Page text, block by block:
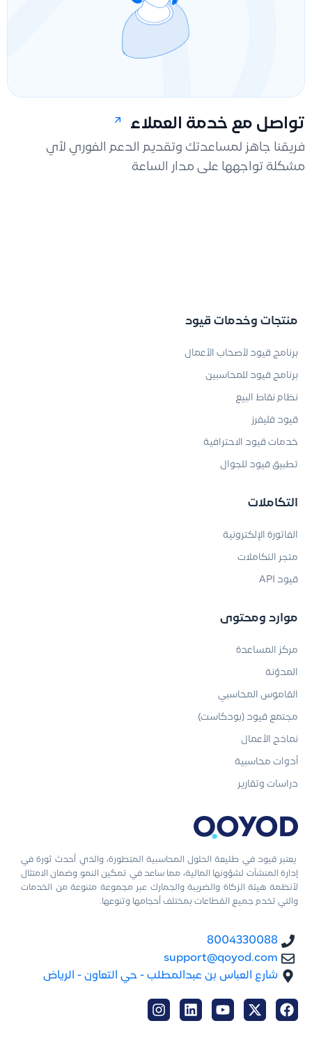
تواصل مع خدمة العملاء
فريقنا جاهز لمساعدتك وتقديم الدعم الفوري لأي
مشكلة تواجهها على مدار الساعة
يعتبر قيود في طليعة الحلول المحاسبية المتطورة، والذي أحدث ثورة في
إدارة المنشآت لشؤونها المالية، مما ساعد في تمكين النمو وضمان الامتثال
لأنظمة هيئة الزكاة والضريبة والجمارك عبر مجموعة متنوعة من الخدمات
والتي تخدم جميع القطاعات بمختلف أحجامها وتنوعها.
8004330088
support@qoyod.com
شارع العباس بن عبدالمطلب - حي التعاون - الرياض
منتجات وخدمات قيود
برنامج قيود لأصحاب الأعمال
برنامج قيود للمحاسبين
نظام نقاط البيع
قيود فليفرز
خدمات قيود الاحترافية
تطبيق قيود للجوال
التكاملات
الفاتورة الإلكترونية
متجر التكاملات
قيود API
موارد ومحتوى
مركز المساعدة
المدوّنة
القاموس المحاسبي
مجتمع قيود (بودكاست)
نماذج الأعمال
أدوات محاسبية
دراسات وتقارير